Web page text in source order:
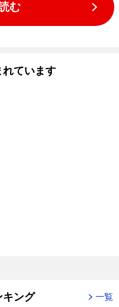
む
れています
キング 一覧